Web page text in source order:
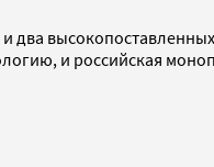
два
и российская